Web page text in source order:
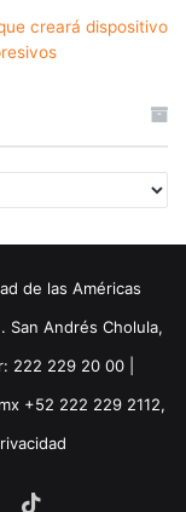
creará dispositivo
de las Américas
San Andrés Cholula,
222 229 20 00 |
+52 222 229 2112,